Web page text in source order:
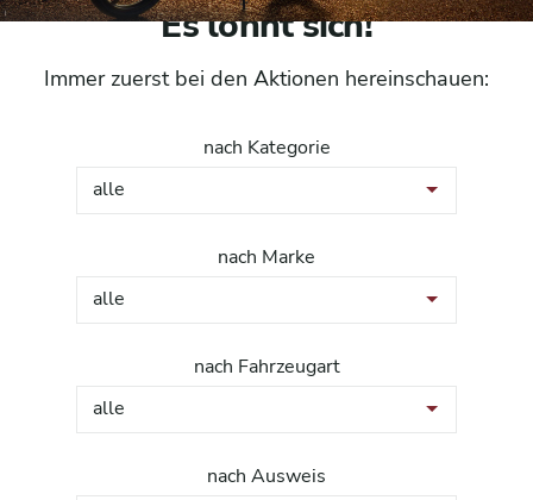
Es lohnt sich!
Immer zuerst bei den Aktionen hereinschauen:
nach Kategorie
alle
nach Marke
alle
nach Fahrzeugart
alle
nach Ausweis